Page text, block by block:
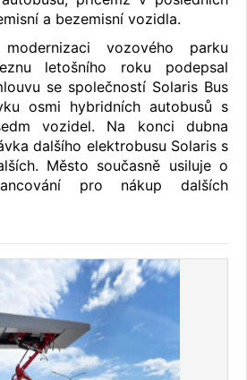
a bezemisní vozidla.
vozového parku
letošního roku podepsal
se společností Solaris Bus
osmi hybridních autobusů s
vozidel. Na konci dubna
dalšího elektrobusu Solaris s
Město současně usiluje o
pro nákup dalších